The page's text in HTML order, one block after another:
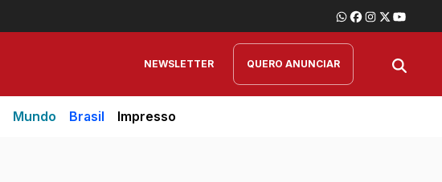
NEWSLETTER QUERO ANUNCIAR
Mundo Brasil Impresso